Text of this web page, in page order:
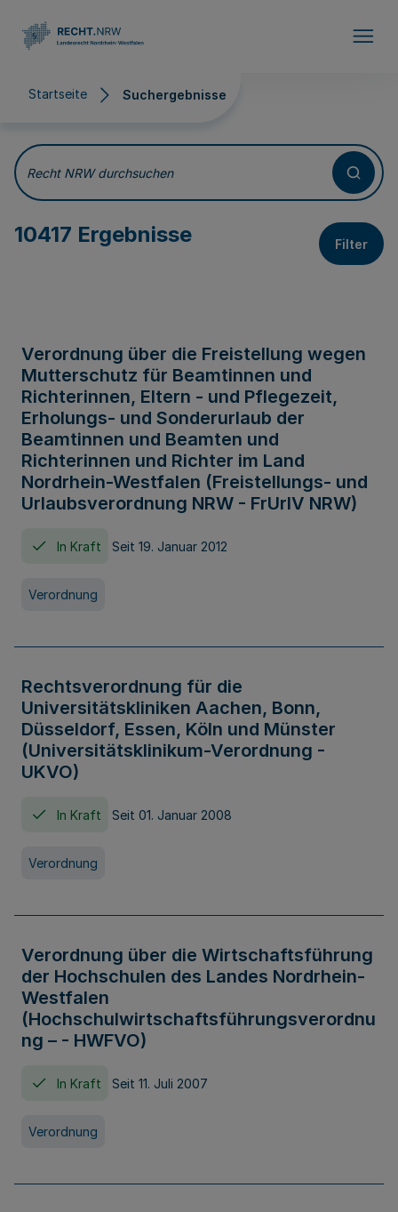
Startseite Suchergebnisse
Suchergebnisse
Recht NRW durchsuchen
10417 Ergebnisse Filter
Verordnung über die Freistellung wegen
Mutterschutz für Beamtinnen und
Richterinnen, Eltern - und Pflegezeit,
Erholungs- und Sonderurlaub der
Beamtinnen und Beamten und
Richterinnen und Richter im Land
Nordrhein-Westfalen (Freistellungs- und
Urlaubsverordnung NRW - FrUrlV NRW)
In Kraft Seit 19. Januar 2012
Verordnung
Rechtsverordnung für die
Universitätskliniken Aachen, Bonn,
Düsseldorf, Essen, Köln und Münster
(Universitätsklinikum-Verordnung -
UKVO)
In Kraft Seit 01. Januar 2008
Verordnung
Verordnung über die Wirtschaftsführung
der Hochschulen des Landes Nordrhein-
Westfalen
(Hochschulwirtschaftsführungsverordnu
ng – - HWFVO)
In Kraft Seit 11. Juli 2007
Verordnung